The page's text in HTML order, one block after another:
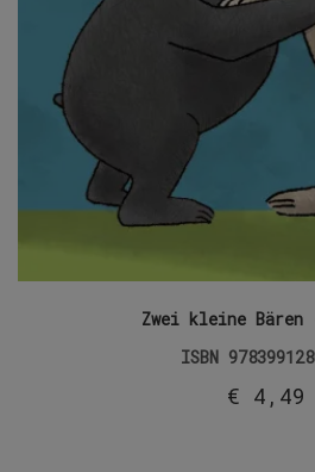
Zwei kleine Bären
ISBN
€ 4,49